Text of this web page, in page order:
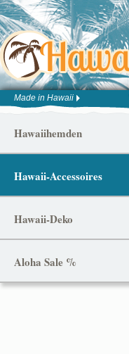
Made in Hawaii
Hawaiihemden
Hawaii-Accessoires
Hawaii-Deko
Aloha Sale %